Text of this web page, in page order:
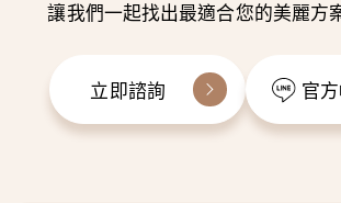
讓我們一起找出最適合您的美麗方
立即諮詢 官